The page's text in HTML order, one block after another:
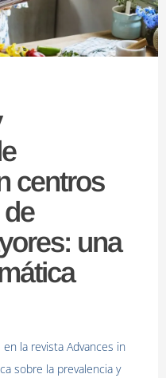
centros
una
la revista Advances in
sobre la prevalencia y